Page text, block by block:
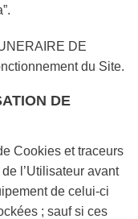
DE
du Site.
DE
Cookies et traceurs
l’Utilisateur avant
de celui-ci
; sauf si ces